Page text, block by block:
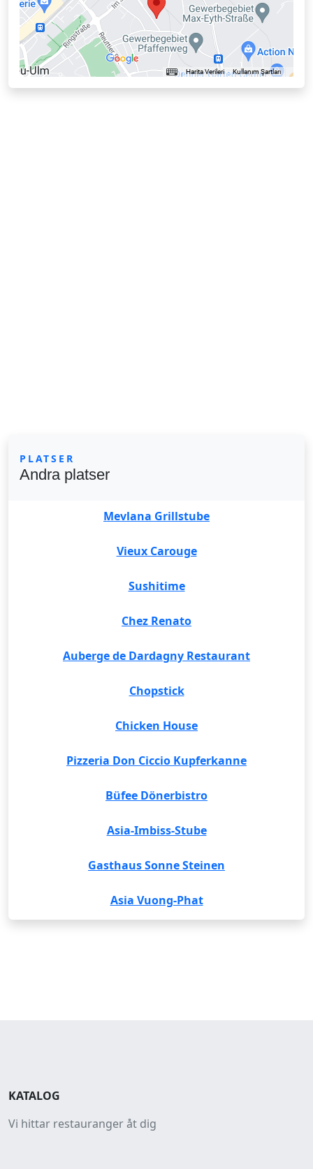
PLATSER
Andra platser
Mevlana Grillstube
Vieux Carouge
Sushitime
Chez Renato
Auberge de Dardagny Restaurant
Chopstick
Chicken House
Pizzeria Don Ciccio Kupferkanne
Büfee Dönerbistro
Asia-Imbiss-Stube
Gasthaus Sonne Steinen
Asia Vuong-Phat
KATALOG
Vi hittar restauranger åt dig